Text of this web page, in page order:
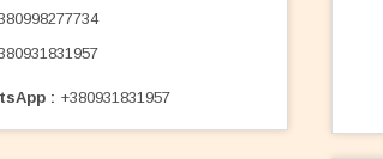
+380931831957